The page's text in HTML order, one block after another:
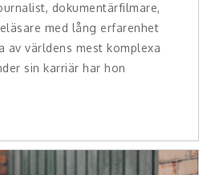
dokumentärfilmare,
med lång erfarenhet
av världens mest komplexa
sin karriär har hon